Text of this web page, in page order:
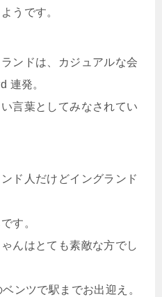
うです。
ンドは、カジュアルな会
連発。
言葉としてみなされてい
ド人だけどイングランド
す。
んはとても素敵な方でし
ンツで駅までお出迎え。